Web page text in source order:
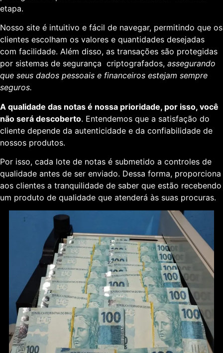
etapa.
Nosso site é intuitivo e fácil de navegar, permitindo que os
clientes escolham os valores e quantidades desejadas
com facilidade. Além disso, as transações são protegidas
por sistemas de segurança criptografados, assegurando
que seus dados pessoais e financeiros estejam sempre
seguros.
A qualidade das notas é nossa prioridade, por isso, você
não será descoberto. Entendemos que a satisfação do
cliente depende da autenticidade e da confiabilidade de
nossos produtos.
Por isso, cada lote de notas é submetido a controles de
qualidade antes de ser enviado. Dessa forma, proporciona
aos clientes a tranquilidade de saber que estão recebendo
um produto de qualidade que atenderá às suas procuras.